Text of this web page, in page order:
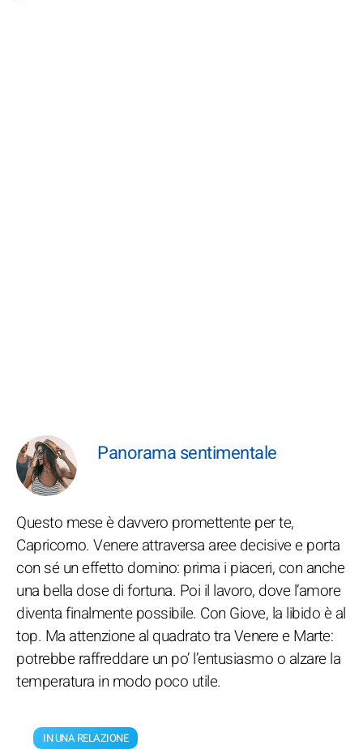
Panorama sentimentale
Questo mese è davvero promettente per te,
Capricorno. Venere attraversa aree decisive e porta
con sé un effetto domino: prima i piaceri, con anche
una bella dose di fortuna. Poi il lavoro, dove l’amore
diventa finalmente possibile. Con Giove, la libido è al
top. Ma attenzione al quadrato tra Venere e Marte:
potrebbe raffreddare un po’ l’entusiasmo o alzare la
temperatura in modo poco utile.
IN UNA RELAZIONE